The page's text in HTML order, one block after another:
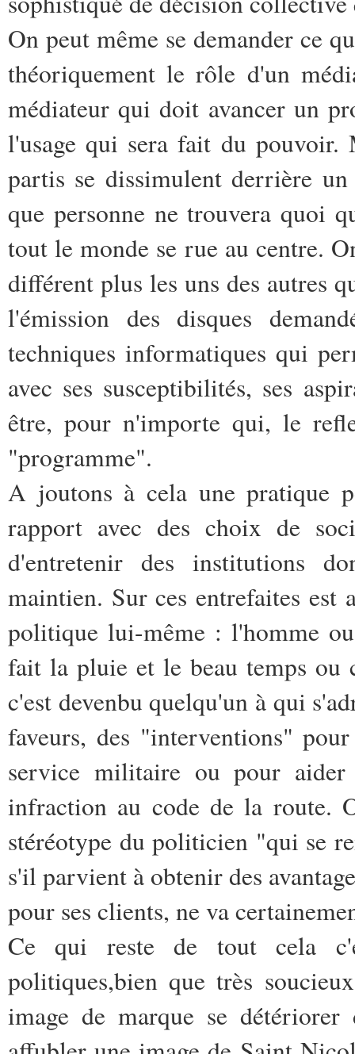
On peut même se demander ce
théoriquement le rôle d'un
médiateur qui doit avancer un
l'usage qui sera fait du
partis se dissimulent derrière
que personne ne trouvera quoi
tout le monde se rue au centre.
différent plus les uns des autres
l'émission des disques
techniques informatiques qui
avec ses susceptibilités, ses
être, pour n'importe qui, le
"programme".
A joutons à cela une pratique
rapport avec des choix de
d'entretenir des institutions
maintien. Sur ces entrefaites est
politique lui-même : l'homme
fait la pluie et le beau temps ou
c'est devenbu quelqu'un à qui
faveurs, des "interventions"
service militaire ou pour
infraction au code de la route.
stéréotype du politicien "qui se
s'il parvient à obtenir des
pour ses clients, ne va
Ce qui reste de tout cela
politiques,bien que très
image de marque se